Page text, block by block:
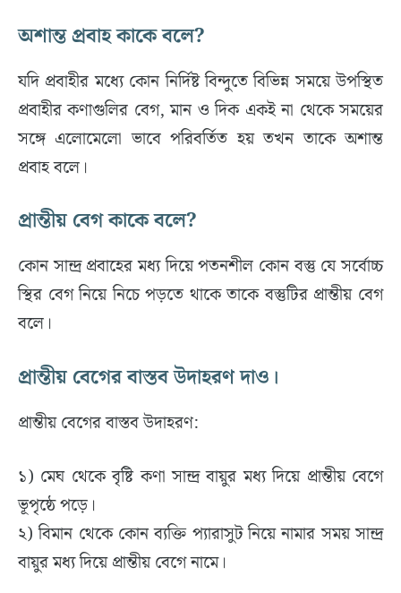
অশান্ত প্রবাহ কাকে বলে?
যদি প্রবাহীর মধ্যে কোন নির্দিষ্ট বিন্দুতে বিভিন্ন সময়ে উপস্থিত
প্রবাহীর কণাগুলির বেগ, মান ও দিক একই না থেকে সময়ের
সঙ্গে এলোমেলো ভাবে পরিবর্তিত হয় তখন তাকে অশান্ত
প্রবাহ বলে।
প্রান্তীয় বেগ কাকে বলে?
কোন সান্দ্র প্রবাহের মধ্য দিয়ে পতনশীল কোন বস্তু যে সর্বোচ্চ
স্থির বেগ নিয়ে নিচে পড়তে থাকে তাকে বস্তুটির প্রান্তীয় বেগ
বলে।
প্রান্তীয় বেগের বাস্তব উদাহরণ দাও।
প্রান্তীয় বেগের বাস্তব উদাহরণ:
১) মেঘ থেকে বৃষ্টি কণা সান্দ্র বায়ুর মধ্য দিয়ে প্রান্তীয় বেগে
ভূপৃষ্ঠে পড়ে।
২) বিমান থেকে কোন ব্যক্তি প্যারাসুট নিয়ে নামার সময় সান্দ্র
বায়ুর মধ্য দিয়ে প্রান্তীয় বেগে নামে।